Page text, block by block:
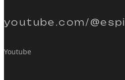
youtube.com/
Youtube